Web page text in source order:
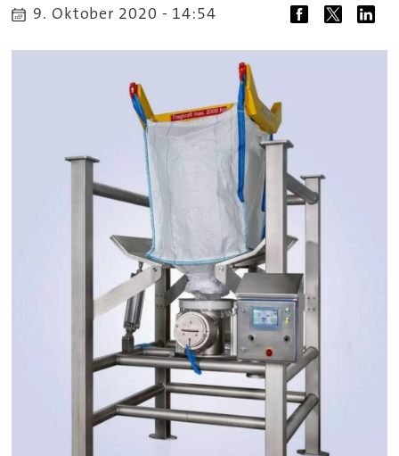
9. Oktober 2020 - 14:54